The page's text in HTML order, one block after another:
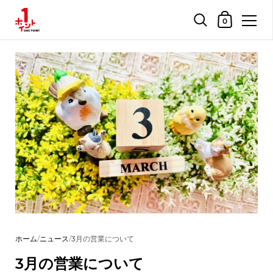
ショッピング
0
ホーム/ニュース/3月の営業について
3月の営業について